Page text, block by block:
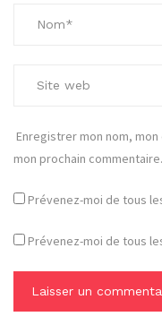
Enregistrer mon nom,
mon prochain commentaire.
Prévenez-moi de tous
Prévenez-moi de tous